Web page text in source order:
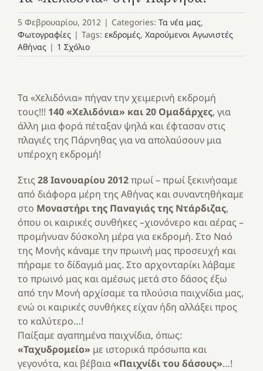
5 Φεβρουαρίου, 2012 | Categories: Τα νέα μας,
Φωτογραφίες | Tags: εκδρομές, Χαρούμενοι Αγωνιστές
Αθήνας | 1 Σχόλιο
Τα «Χελιδόνια» πήγαν την χειμερινή εκδρομή
τους!!! 140 «Χελιδόνια» και 20 Ομαδάρχες, για
άλλη μια φορά πέταξαν ψηλά και έφτασαν στις
πλαγιές της Πάρνηθας για να απολαύσουν μια
υπέροχη εκδρομή!
Στις 28 Ιανουαρίου 2012πρωί – πρωί ξεκινήσαμε
από διάφορα μέρη της Αθήνας και συναντηθήκαμε
στο Μοναστήρι της Παναγιάς της Ντάρδιζας,
όπου οι καιρικές συνθήκες –χιονόνερο και αέρας –
προμήνυαν δύσκολη μέρα για εκδρομή. Στο Ναό
της Μονής κάναμε την πρωινή μας προσευχή και
πήραμε το δίδαγμά μας. Στο αρχονταρίκι λάβαμε
το πρωινό μας και αμέσως μετά στο δάσος έξω
από την Μονή αρχίσαμε τα πλούσια παιχνίδια μας,
ενώ οι καιρικές συνθήκες είχαν ήδη αλλάξει προς
το καλύτερο…!
Παίξαμε αγαπημένα παιχνίδια, όπως:
«Ταχυδρομείο» με ιστορικά πρόσωπα και
γεγονότα, και βέβαια«Παιχνίδι του δάσους»…!